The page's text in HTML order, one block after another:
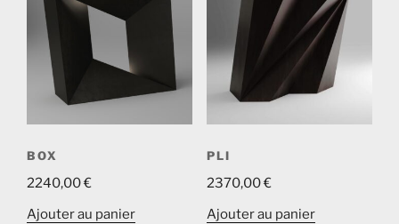
BOX
2240,00€
Ajouter au panier
PLI
2370,00€
Ajouter au panier